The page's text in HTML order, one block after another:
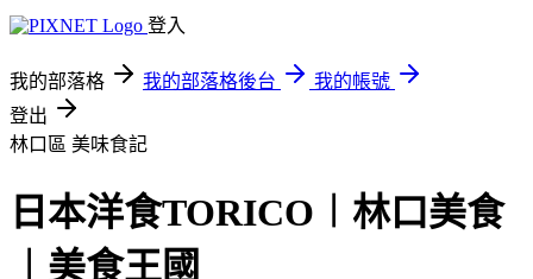
登入
我的部落格 我的部落格後台
我的帳號
登出
林口區 美味食記
日本洋食TORICO︱林口美食
︱美食王國